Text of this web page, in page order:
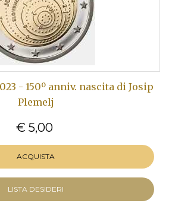
- 150º anniv. nascita di Josip
Plemelj
€ 5,00
ACQUISTA
LISTA DESIDERI